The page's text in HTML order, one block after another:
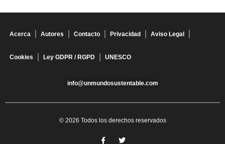
Acerca Autores Contacto Privacidad Aviso Legal
Cookies Ley GDPR / RGPD UNESCO
info@unmundosustentable.com
© 2026 Todos los derechos reservados